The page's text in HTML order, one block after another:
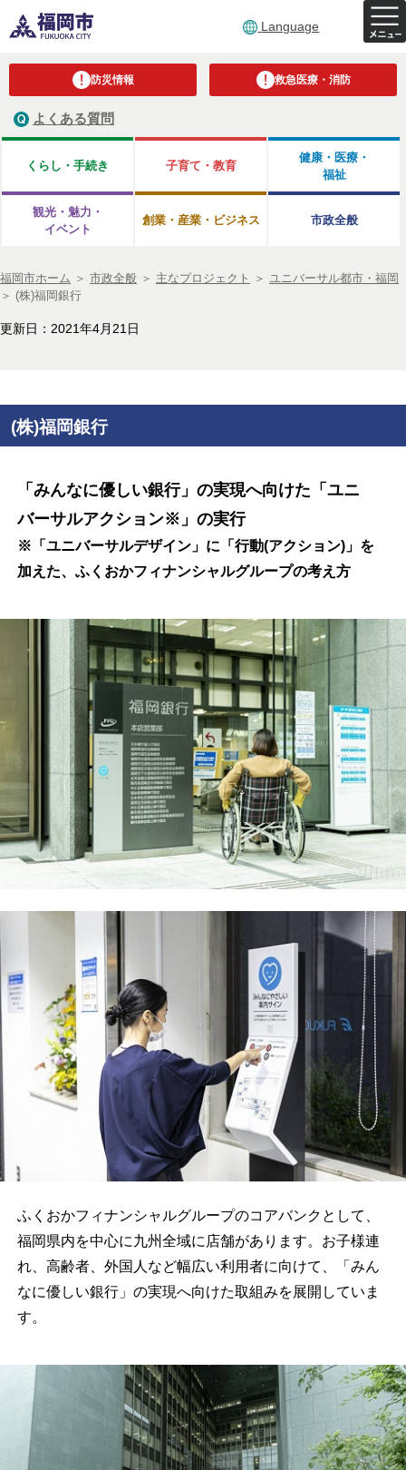
Language
防災情報 救急医療・消防
よくある質問
くらし・手続き 子育て・教育
健康・医療・
福祉
観光・魅力・
イベント
創業・産業・ビジネス 市政全般
福岡市ホーム ＞ 市政全般 ＞ 主なプロジェクト ＞ ユニバーサル都市・福岡
＞ (株)福岡銀行
更新日：2021年4月21日
(株)福岡銀行
「みんなに優しい銀行」の実現へ向けた「ユニ
バーサルアクション※」の実行
※「ユニバーサルデザイン」に「行動(アクション)」を
加えた、ふくおかフィナンシャルグループの考え方
ふくおかフィナンシャルグループのコアバンクとして、
福岡県内を中心に九州全域に店舗があります。お子様連
れ、高齢者、外国人など幅広い利用者に向けて、「みん
なに優しい銀行」の実現へ向けた取組みを展開していま
す。